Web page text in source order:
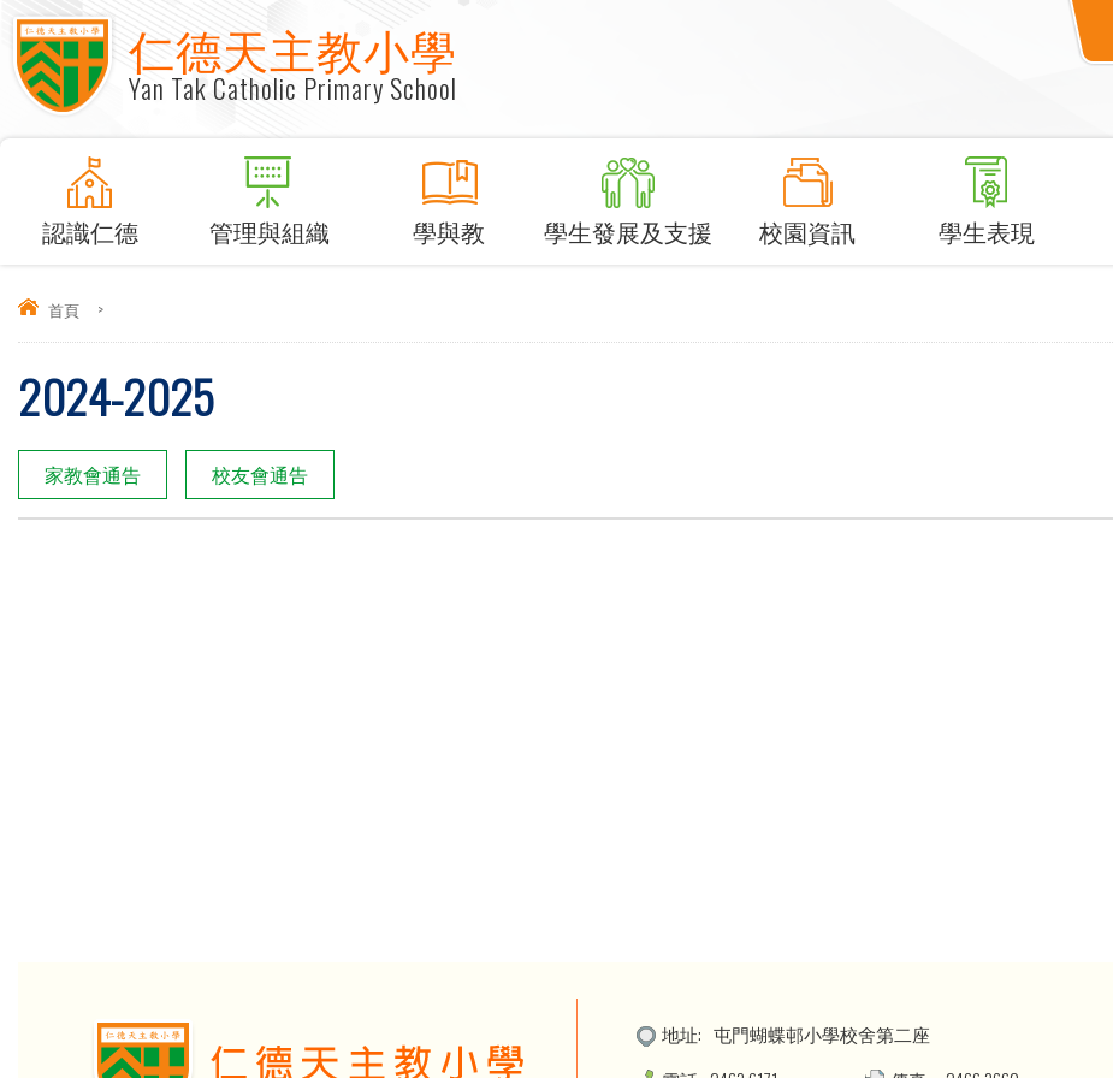
仁德天主教小學
Yan Tak Catholic Primary School
認識仁德 管理與組織 學與教 學生發展及支援 校園資訊 學生表現
首頁 >
2024-2025
家教會通告 校友會通告
地址: 屯門蝴蝶邨小學校舍第二座